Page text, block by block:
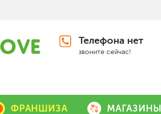
Телефона нет
звоните сейчас!
ФРАНШИЗА МАГАЗИНЫ